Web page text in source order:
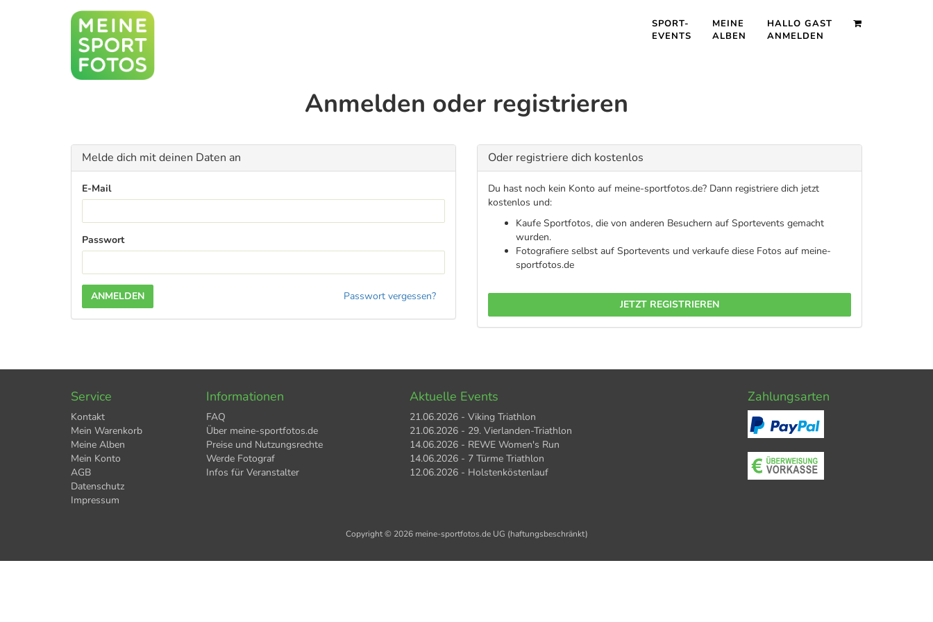
SPORT-
EVENTS
MEINE
ALBEN
HALLO GAST
ANMELDEN
Anmelden oder registrieren
Melde dich mit deinen Daten an
E-Mail
Passwort
Passwort vergessen?
Oder registriere dich kostenlos
Du hast noch kein Konto auf meine-sportfotos.de? Dann registriere dich jetzt
kostenlos und:
Kaufe Sportfotos, die von anderen Besuchern auf Sportevents gemacht
wurden.
Fotografiere selbst auf Sportevents und verkaufe diese Fotos auf meine-
sportfotos.de
JETZT REGISTRIEREN
Service
Kontakt
Mein Warenkorb
Meine Alben
Mein Konto
AGB
Datenschutz
Impressum
Informationen
FAQ
Über meine-sportfotos.de
Preise und Nutzungsrechte
Werde Fotograf
Infos für Veranstalter
Aktuelle Events
21.06.2026 - Viking Triathlon
21.06.2026 - 29. Vierlanden-Triathlon
14.06.2026 - REWE Women's Run
14.06.2026 - 7 Türme Triathlon
12.06.2026 - Holstenköstenlauf
Zahlungsarten
Copyright © 2026 meine-sportfotos.de UG (haftungsbeschränkt)